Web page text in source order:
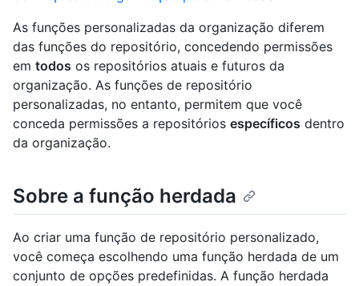
As funções personalizadas da organização diferem
das funções do repositório, concedendo permissões
em todos os repositórios atuais e futuros da
organização. As funções de repositório
personalizadas, no entanto, permitem que você
conceda permissões a repositórios específicos dentro
da organização.
Sobre a função herdada
Ao criar uma função de repositório personalizado,
você começa escolhendo uma função herdada de um
conjunto de opções predefinidas. A função herdada